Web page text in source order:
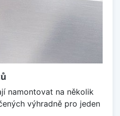
namontovat na několik
výhradně pro jeden